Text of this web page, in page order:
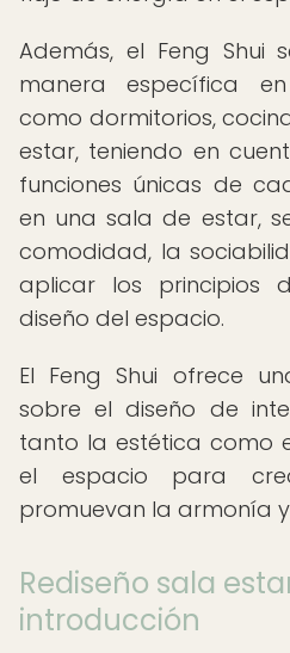
Además, el Feng Shui
manera específica
como dormitorios,
estar, teniendo en
funciones únicas de
en una sala de estar,
comodidad, la
aplicar los principios
diseño del espacio.
El Feng Shui ofrece
sobre el diseño de
tanto la estética como
el espacio para
promuevan la armonía
Rediseño sala
introducción